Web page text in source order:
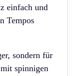
einfach und
Tempos
sondern für
spinnigen